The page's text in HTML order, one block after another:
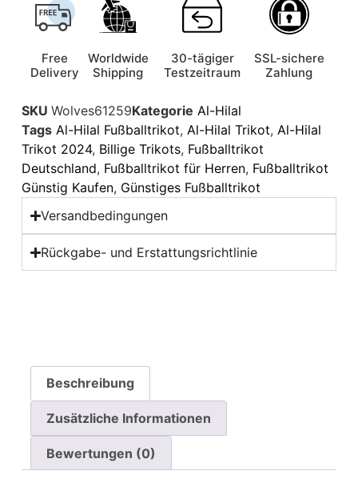
Free
Delivery
Worldwide
Shipping
30-tägiger
Testzeitraum
SSL-sichere
Zahlung
SKU Wolves61259Kategorie Al-Hilal
Tags Al-Hilal Fußballtrikot, Al-Hilal Trikot, Al-Hilal
Trikot 2024, Billige Trikots, Fußballtrikot
Deutschland, Fußballtrikot für Herren, Fußballtrikot
Günstig Kaufen, Günstiges Fußballtrikot
Versandbedingungen
Rückgabe- und Erstattungsrichtlinie
Beschreibung
Zusätzliche Informationen
Bewertungen (0)